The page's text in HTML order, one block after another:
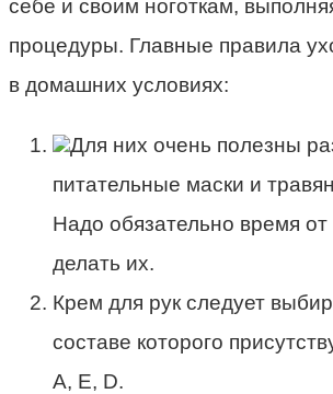
себе и своим ноготкам,
процедуры. Главные правила
в домашних условиях:
Для них очень полезны
питательные маски и
Надо обязательно время
делать их.
Крем для рук следует
составе которого
А, Е, D.